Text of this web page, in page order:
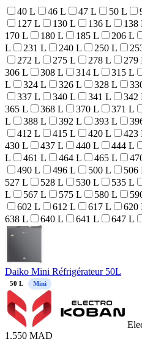
40 L 46 L 47 L 50 L
127 L
130 L 136 L 138
170 L
180 L 185 L 206 L
L
231 L 240 L 250 L
272 L
275 L 278 L 279
306 L
308 L 314 L 315 L
L
324 L 326 L 328 L
337 L
340 L 341 L 342
365 L
368 L 370 L 371 L
L
388 L 392 L 393 L
412 L
415 L 420 L 423
430 L
437 L 440 L 444 L
L
461 L 464 L 465 L
490 L
496 L 500 L 506
527 L
528 L 530 L 535 L
L
567 L 575 L 580 L
602 L
612 L 617 L 620
638 L
640 L 641 L 647 L
Daiko Mini Réfrigérateur 50L
50 L Mini
1.550 MAD